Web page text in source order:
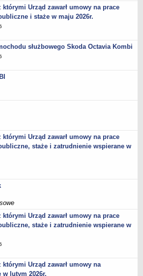
Rady Rynku Pracy
Rynku Pracy
Rady Zatrudnienia w Bydgoszczy
Urząd zawarł umowy na prace
i staże w maju 2026r.
służbowego Skoda Octavia Kombi
Urząd zawarł umowy na prace
staże i zatrudnienie wspierane w
Urząd zawarł umowy na prace
staże i zatrudnienie wspierane w
którymi Urząd zawarł umowy na
lutym 2026r.